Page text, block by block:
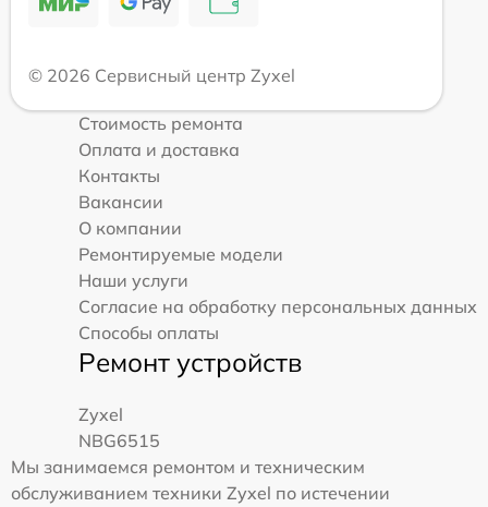
© 2026 Сервисный центр Zyxel
Стоимость ремонта
Оплата и доставка
Контакты
Вакансии
О компании
Ремонтируемые модели
Наши услуги
Согласие на обработку персональных данных
Способы оплаты
Ремонт устройств
Zyxel
NBG6515
Мы занимаемся ремонтом и техническим
обслуживанием техники Zyxel по истечении